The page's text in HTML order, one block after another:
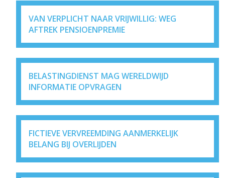
VAN VERPLICHT NAAR VRIJWILLIG: WEG
AFTREK PENSIOENPREMIE
BELASTINGDIENST MAG WERELDWIJD
INFORMATIE OPVRAGEN
FICTIEVE VERVREEMDING AANMERKELIJK
BELANG BIJ OVERLIJDEN